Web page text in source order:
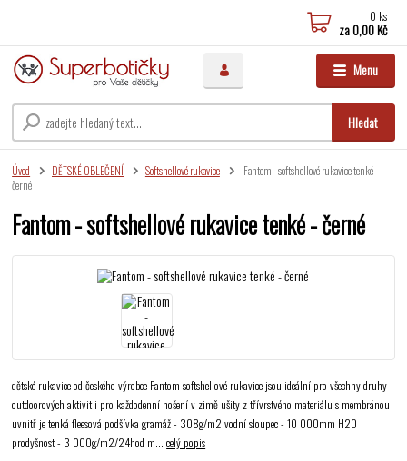
Menu
Hledat
0 ks
za0,00 Kč
Úvod DĚTSKÉ OBLEČENÍ Softshellové rukavice
Fantom - softshellové rukavice tenké -
černé
Fantom - softshellové rukavice tenké - černé
dětské rukavice od českého výrobce Fantom softshellové rukavice jsou ideální pro všechny druhy
outdoorových aktivit i pro každodenní nošení v zimě ušity z třívrstvého materiálu s membránou
uvnitř je tenká fleesová podšívka gramáž - 308g/m2 vodní sloupec - 10 000mm H2O
prodyšnost - 3 000g/m2/24hod m...celý popis